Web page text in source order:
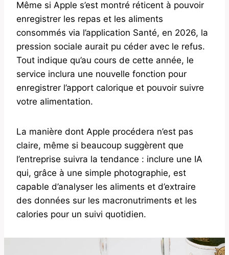
Même si Apple s’est montré réticent à pouvoir
enregistrer les repas et les aliments
consommés via l’application Santé, en 2026, la
pression sociale aurait pu céder avec le refus.
Tout indique qu’au cours de cette année, le
service inclura une nouvelle fonction pour
enregistrer l’apport calorique et pouvoir suivre
votre alimentation.
La manière dont Apple procédera n’est pas
claire, même si beaucoup suggèrent que
l’entreprise suivra la tendance : inclure une IA
qui, grâce à une simple photographie, est
capable d’analyser les aliments et d’extraire
des données sur les macronutriments et les
calories pour un suivi quotidien.